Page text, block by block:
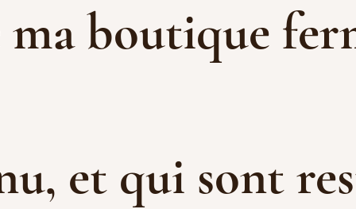
ma boutique
et qui sont